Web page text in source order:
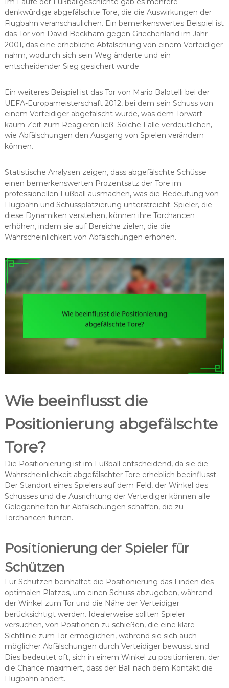
denkwürdige abgefälschte Tore, die die Auswirkungen der
Flugbahn veranschaulichen. Ein bemerkenswertes Beispiel ist
das Tor von David Beckham gegen Griechenland im Jahr
2001, das eine erhebliche Abfälschung von einem Verteidiger
nahm, wodurch sich sein Weg änderte und ein
entscheidender Sieg gesichert wurde.
Ein weiteres Beispiel ist das Tor von Mario Balotelli bei der
UEFA-Europameisterschaft 2012, bei dem sein Schuss von
einem Verteidiger abgefälscht wurde, was dem Torwart
kaum Zeit zum Reagieren ließ. Solche Fälle verdeutlichen,
wie Abfälschungen den Ausgang von Spielen verändern
können.
Statistische Analysen zeigen, dass abgefälschte Schüsse
einen bemerkenswerten Prozentsatz der Tore im
professionellen Fußball ausmachen, was die Bedeutung von
Flugbahn und Schussplatzierung unterstreicht. Spieler, die
diese Dynamiken verstehen, können ihre Torchancen
erhöhen, indem sie auf Bereiche zielen, die die
Wahrscheinlichkeit von Abfälschungen erhöhen.
Wie beeinflusst die
Positionierung abgefälschte
Tore?
Die Positionierung ist im Fußball entscheidend, da sie die
Wahrscheinlichkeit abgefälschter Tore erheblich beeinflusst.
Der Standort eines Spielers auf dem Feld, der Winkel des
Schusses und die Ausrichtung der Verteidiger können alle
Gelegenheiten für Abfälschungen schaffen, die zu
Torchancen führen.
Positionierung der Spieler für
Schützen
Für Schützen beinhaltet die Positionierung das Finden des
optimalen Platzes, um einen Schuss abzugeben, während
der Winkel zum Tor und die Nähe der Verteidiger
berücksichtigt werden. Idealerweise sollten Spieler
versuchen, von Positionen zu schießen, die eine klare
Sichtlinie zum Tor ermöglichen, während sie sich auch
möglicher Abfälschungen durch Verteidiger bewusst sind.
Dies bedeutet oft, sich in einem Winkel zu positionieren, der
die Chance maximiert, dass der Ball nach dem Kontakt die
Flugbahn ändert.